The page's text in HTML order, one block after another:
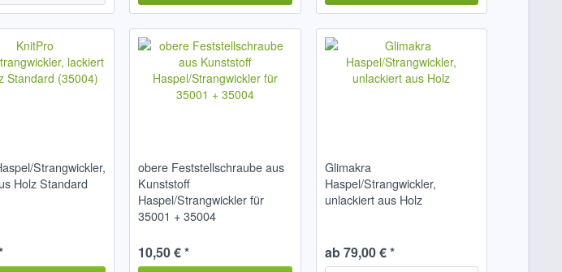
Strangwickler,
Holz Standard
obere Feststellschraube aus
Kunststoff
Haspel/Strangwickler für
35001 + 35004
10,50 € *
Glimakra
Haspel/Strangwickler,
unlackiert aus Holz
ab 79,00 € *